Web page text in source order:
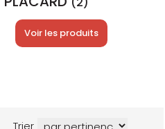
Voir les produits
Trier